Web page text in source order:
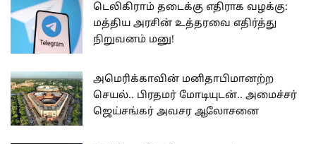
டெலிகிராம் தடைக்கு எதிராக வழக்கு:
மத்திய அரசின் உத்தரவை எதிர்த்து
நிறுவனம் மனு!
அமெரிக்காவின் மனிதாபிமானற்ற
செயல்.. பிரதமர் மோடியுடன்.. அமைச்சர்
ஜெய்சங்கர் அவசர ஆலோசனை